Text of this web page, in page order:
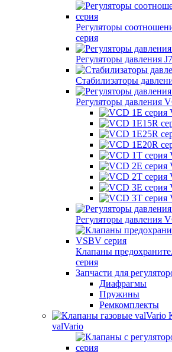
Регуляторы
серия
Регуляторы давления
Стабилизаторы
Регуляторы давления
Регуляторы давления
Клапаны
серия
Запчасти для
Диафрагмы
Пружины
Ремкомплекты
valVario